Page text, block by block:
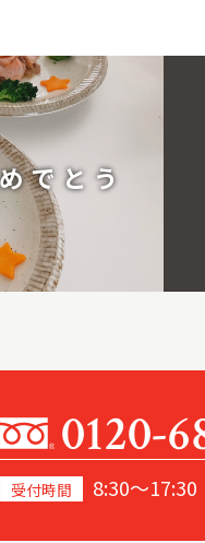
でとう
0120-
受付時間 8:30～17:30